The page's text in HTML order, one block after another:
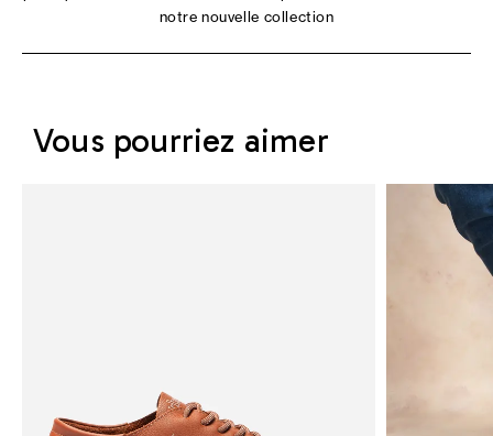
notre nouvelle collection
Vous pourriez aimer